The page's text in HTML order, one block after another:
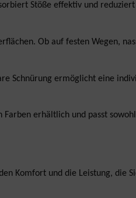
Stöße effektiv und
Ob auf festen Wegen,
Schnürung ermöglicht eine
erhältlich und passt
Komfort und die Leistung, die